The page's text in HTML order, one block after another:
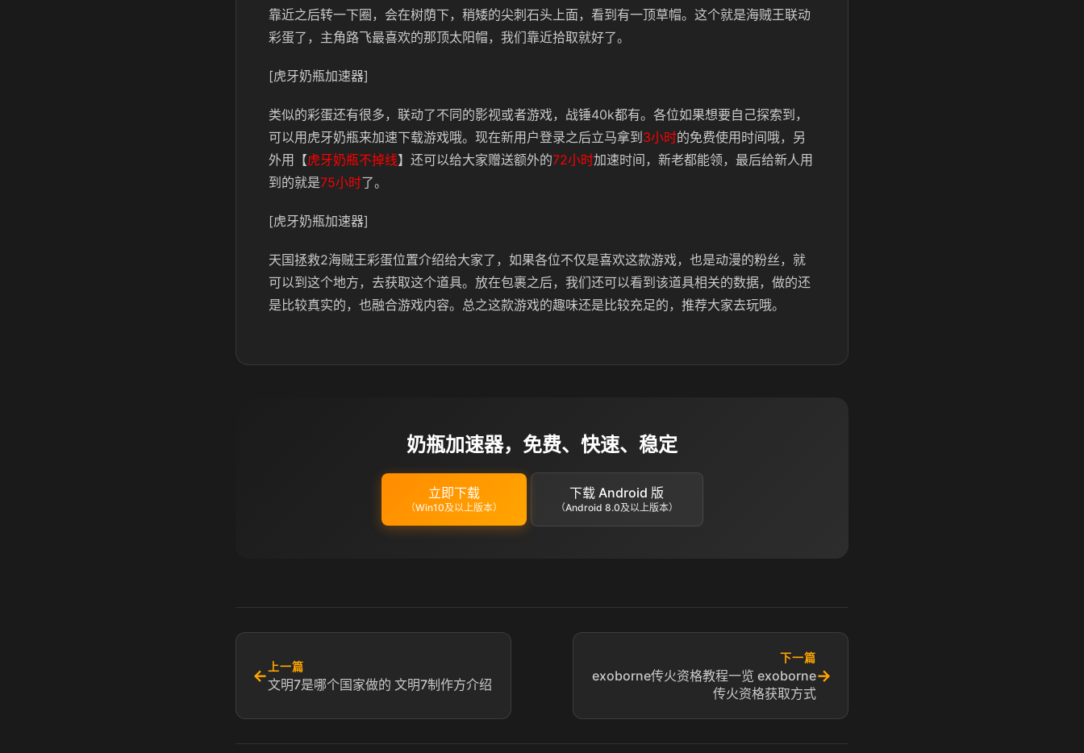
靠近之后转一下圈，会在树荫下，稍矮的尖刺石头上面，看到有一顶草帽。这个就是海贼王联动
彩蛋了，主角路飞最喜欢的那顶太阳帽，我们靠近拾取就好了。
[虎牙奶瓶加速器]
类似的彩蛋还有很多，联动了不同的影视或者游戏，战锤40k都有。各位如果想要自己探索到，
可以用虎牙奶瓶来加速下载游戏哦。现在新用户登录之后立马拿到 3小时的免费使用时间哦，另
外用【虎牙奶瓶不掉线】还可以给大家赠送额外的72小时加速时间，新老都能领，最后给新人用
到的就是75小时了。
[虎牙奶瓶加速器]
天国拯救2海贼王彩蛋位置介绍给大家了，如果各位不仅是喜欢这款游戏，也是动漫的粉丝，就
可以到这个地方，去获取这个道具。放在包裹之后，我们还可以看到该道具相关的数据，做的还
是比较真实的，也融合游戏内容。总之这款游戏的趣味还是比较充足的，推荐大家去玩哦。
奶瓶加速器，免费、快速、稳定
立即下载
（Win10及以上版本）
下载 Android 版
（Android 8.0及以上版本）
← 上一篇
文明7是哪个国家做的 文明7制作方介绍
下一篇
exoborne传火资格教程一览 exoborne
传火资格获取方式
→